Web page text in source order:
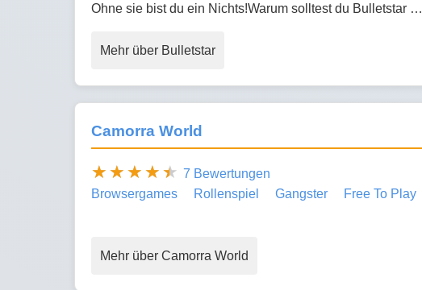
Ohne sie bist du ein Nichts!Warum solltest du Bulletstar …
Mehr über Bulletstar
Camorra World
7 Bewertungen
Browsergames
Rollenspiel Gangster Free To Play
Mehr über Camorra World